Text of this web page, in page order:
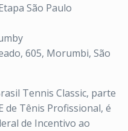
São Paulo
605, Morumbi, São
Tennis Classic, parte
de Tênis Profissional, é
de Incentivo ao